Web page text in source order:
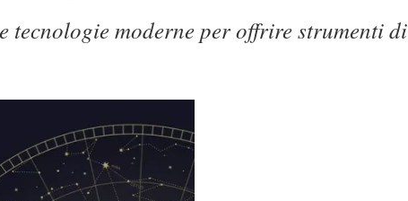
tecnologie moderne per offrire strumenti di